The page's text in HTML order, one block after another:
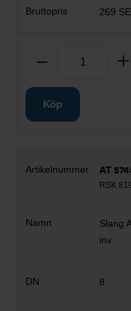
269
Ta bort
Köp
AT
RSK
Slang
inv
8